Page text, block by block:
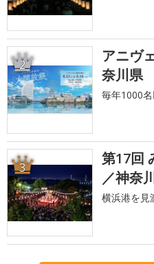
2
アニヴ
奈川県
毎年1000
3
第17回
／神奈
横浜港を見